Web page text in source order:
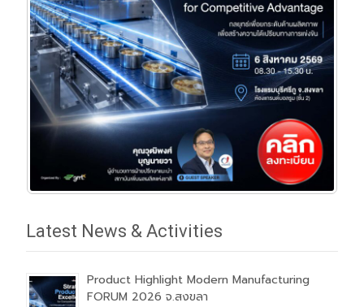
Latest News & Activities
Product Highlight Modern Manufacturing
FORUM 2026 จ.สงขลา